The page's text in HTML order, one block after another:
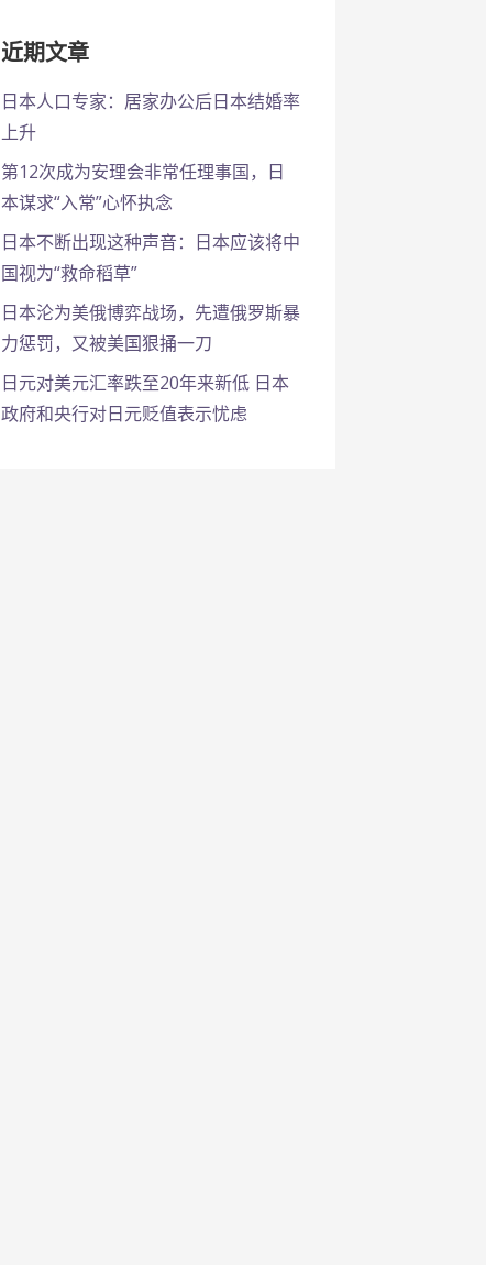
近期文章
日本人口专家：居家办公后日本结婚率
上升
第12次成为安理会非常任理事国，日
本谋求“入常”心怀执念
日本不断出现这种声音：日本应该将中
国视为“救命稻草”
日本沦为美俄博弈战场，先遭俄罗斯暴
力惩罚，又被美国狠捅一刀
日元对美元汇率跌至20年来新低 日本
政府和央行对日元贬值表示忧虑